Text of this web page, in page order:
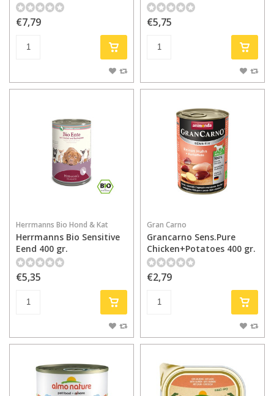
€7,79 €5,75
Herrmanns Bio Hond & Kat
Herrmanns Bio Sensitive
Eend 400 gr.
€5,35
Gran Carno
Grancarno Sens.Pure
Chicken+Potatoes 400 gr.
€2,79